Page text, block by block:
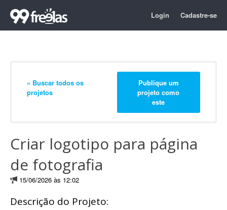
Login Cadastre-se
« Buscar todos os
projetos
Publique um
projeto como
este
Criar logotipo para página
de fotografia
15/06/2026 às 12:02
Descrição do Projeto: